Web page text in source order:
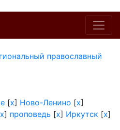
православный
[x] Ново-Ленино [x]
x] проповедь [x] Иркутск [x]